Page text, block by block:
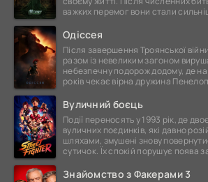
важких перемог вони стали
Одіссея
Після завершення Троянської
разом із невеликим загоном
небезпечну подорож додому, де
років чекає вірна дружина
Вуличний боєць
Події переносять у 1993 рік, де
вуличних поєдинків, які давно
шляхами, змушені знову
сутичок. Їх спокій порушує поява
Знайомство з Факерами 3